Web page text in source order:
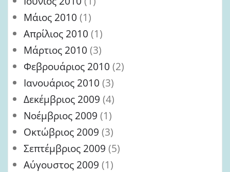
Μάιος 2010 (1)
Απρίλιος 2010 (1)
Μάρτιος 2010 (3)
Φεβρουάριος 2010 (2)
Ιανουάριος 2010 (3)
Δεκέμβριος 2009 (4)
Νοέμβριος 2009 (1)
Οκτώβριος 2009 (3)
Σεπτέμβριος 2009 (5)
Αύγουστος 2009 (1)